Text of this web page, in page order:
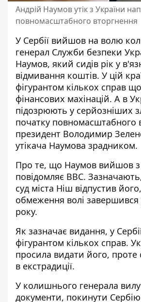
Андрій Наумов утік з України
повномасштабного вторгнення
У Сербії вийшов на волю
генерал Служби безпеки
Наумов, який сидів рік у
відмивання коштів. У цій
фігурантом кількох справ
фінансових махінацій. А в
підозрюють у серйозніших
початку повномасштабного
президент Володимир
утікача Наумова зрадником.
Про те, що Наумов вийшов з
повідомляє ВВС.
суд міста Ніш відпустив
обмеження волі завершився
року.
Як зазначає видання, у
фігурантом кількох справ.
просила видати його, проте
в екстрадиції.
У колишнього генерала
документи, покинути